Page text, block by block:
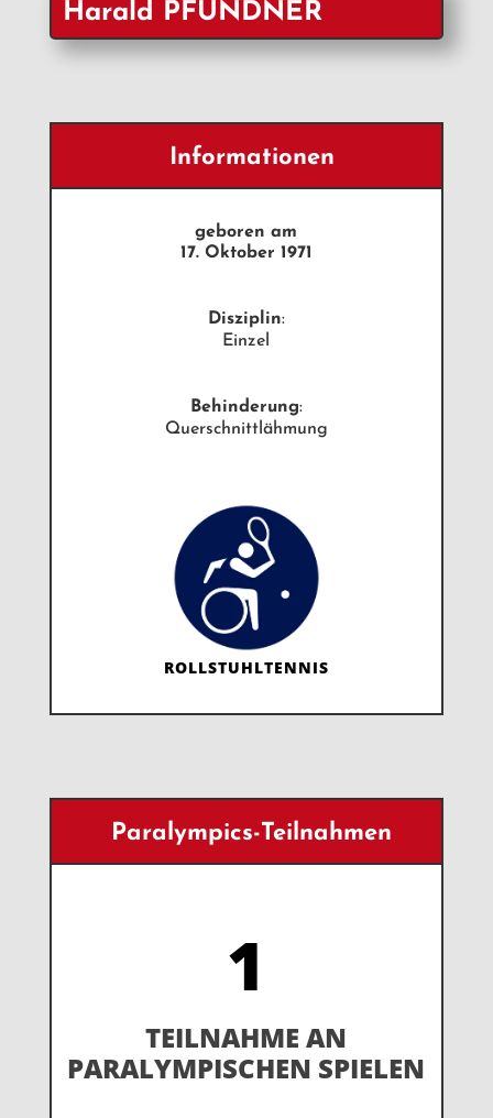
Harald PFUNDNER
Informationen
geboren am
17. Oktober 1971
Disziplin:
Einzel
Behinderung:
Querschnittlähmung
ROLLSTUHLTENNIS
Paralympics-Teilnahmen
1
TEILNAHME AN
PARALYMPISCHEN SPIELEN